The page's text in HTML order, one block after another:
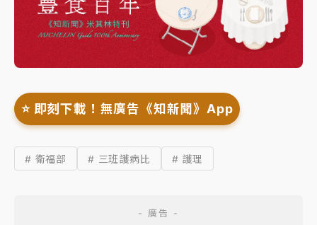
⭐️ 即刻下載！無廣告《知新聞》App
# 衛福部 # 三班護病比 # 護理